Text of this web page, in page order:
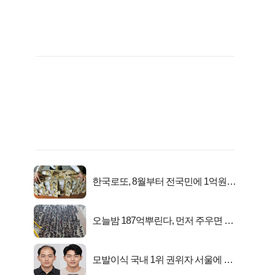
한국로또, 8월부터 전국민에 1억원씩
오늘밤 187억뿌린다, 먼저 주우면 최
모발이식 국내 1위 권위자 서울에 있